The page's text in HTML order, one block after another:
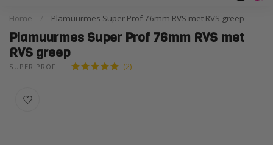
Home Plamuurmes Super Prof 76mm RVS met RVS greep
Plamuurmes Super Prof 76mm RVS met
RVS greep
SUPER PROF (2)